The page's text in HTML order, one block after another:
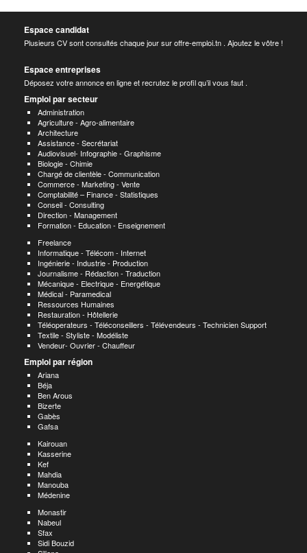
Espace candidat
Plusieurs CV sont consultés chaque jour sur offre-emploi.tn . Ajoutez le vôtre !
Espace entreprises
Déposez votre annonce en ligne et recrutez le profil qu’il vous faut .
Emploi par secteur
Administration
Agriculture - Agro-alimentaire
Architecture
Assistance - Secrétariat
Audiovisuel- Infographie - Graphisme
Biologie - Chimie
Chargé de clientèle - Communication
Commerce - Marketing - Vente
Comptabilité – Finance - Statistiques
Conseil - Consulting
Direction - Management
Formation - Education - Enseignement
Freelance
Informatique - Télécom - Internet
Ingénierie - Industrie - Production
Journalisme - Rédaction - Traduction
Mécanique - Electrique - Energétique
Médical - Paramedical
Ressources Humaines
Restauration - Hôtellerie
Téléoperateurs - Téléconseillers - Télévendeurs - Technicien Support
Textile - Styliste - Modéliste
Vendeur- Ouvrier - Chauffeur
Emploi par région
Ariana
Béja
Ben Arous
Bizerte
Gabès
Gafsa
Kairouan
Kasserine
Kef
Mahdia
Manouba
Médenine
Monastir
Nabeul
Sfax
Sidi Bouzid